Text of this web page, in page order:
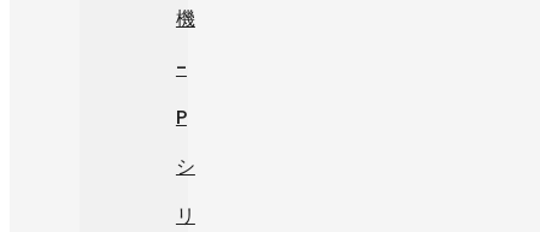
機
-
P
シ
リ